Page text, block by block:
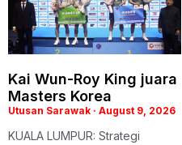
Kai Wun-Roy King juara
Masters Korea
Utusan Sarawak August 9, 2026
KUALA LUMPUR: Strategi